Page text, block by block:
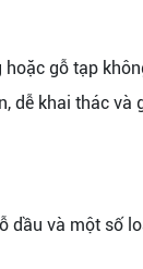
gỗ tạp
dễ khai thác và
dầu và một số